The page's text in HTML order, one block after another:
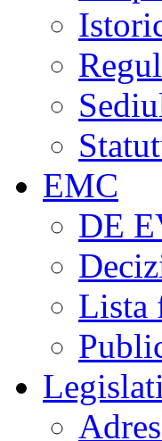
EMC
DE
Lista